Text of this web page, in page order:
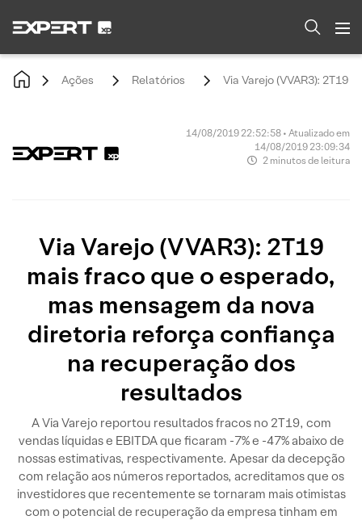
Ações Relatórios Via Varejo (VVAR3): 2T19
14/08/2019 22:52:58 • Atualizado em
14/08/2019 23:09:34
2 minutos de leitura
Via Varejo (VVAR3): 2T19
mais fraco que o esperado,
mas mensagem da nova
diretoria reforça confiança
na recuperação dos
resultados
A Via Varejo reportou resultados fracos no 2T19, com
vendas líquidas e EBITDA que ficaram -7% e -47% abaixo de
nossas estimativas, respectivamente. Apesar da decepção
com relação aos números reportados, acreditamos que os
investidores que recentemente se tornaram mais otimistas
com o potencial de recuperação da empresa tinham em